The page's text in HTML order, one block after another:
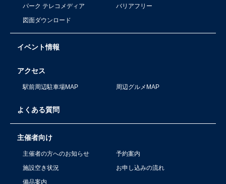
パーク テレコメディア
バリアフリー
図面ダウンロード
イベント情報
アクセス
駅前周辺駐車場MAP 周辺グルメMAP
よくある質問
主催者向け
主催者の方へのお知らせ
予約案内
施設空き状況
お申し込みの流れ
備品案内